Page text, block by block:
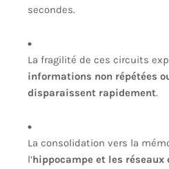
secondes.
La fragilité de ces circuits
informations non répétées
disparaissent rapidement.
La consolidation vers la
l’hippocampe et les